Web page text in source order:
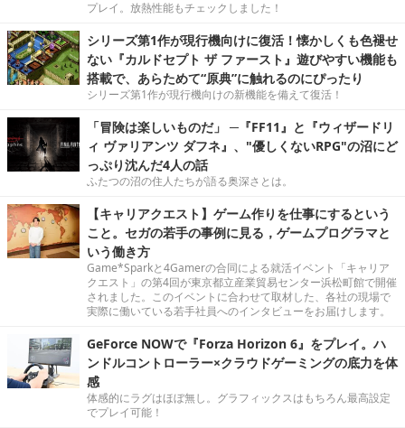
プレイ。放熱性能もチェックしました！
シリーズ第1作が現行機向けに復活！懐かしくも色褪せ
ない『カルドセプト ザ ファースト』遊びやすい機能も
搭載で、あらためて“原典”に触れるのにぴったり
シリーズ第1作が現行機向けの新機能を備えて復活！
「冒険は楽しいものだ」 ─『FF11』と『ウィザードリ
ィ ヴァリアンツ ダフネ』、"優しくないRPG"の沼にど
っぷり沈んだ4人の話
ふたつの沼の住人たちが語る奥深さとは。
【キャリアクエスト】ゲーム作りを仕事にするという
こと。セガの若手の事例に見る，ゲームプログラマと
いう働き方
Game*Sparkと4Gamerの合同による就活イベント「キャリア
クエスト」の第4回が東京都立産業貿易センター浜松町館で開催
されました。このイベントに合わせて取材した、各社の現場で
実際に働いている若手社員へのインタビューをお届けします。
GeForce NOWで『Forza Horizon 6』をプレイ。ハ
ンドルコントローラー×クラウドゲーミングの底力を体
感
体感的にラグはほぼ無し。グラフィックスはもちろん最高設定
でプレイ可能！